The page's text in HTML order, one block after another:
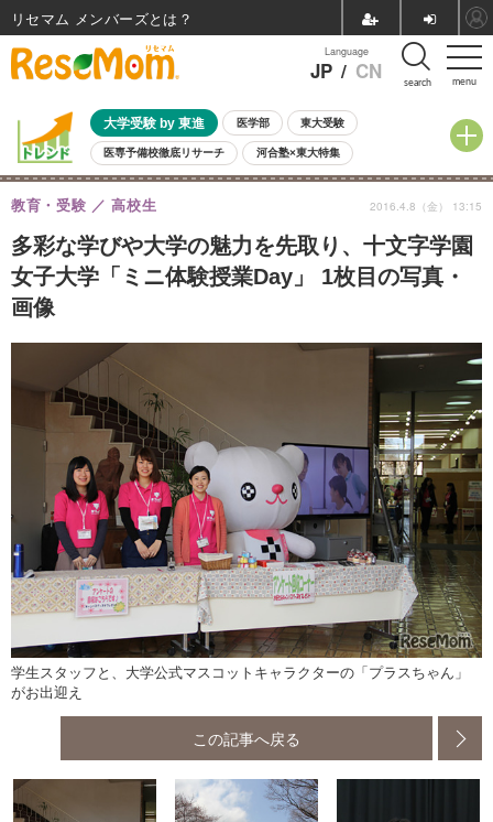
menu
Language
JP / CN search
大学受験 by 東進 医学部 東大受験
医専予備校徹底リサーチ 河合塾×東大特集
親子で考える大学選び 高校受験 中学受験 小学校受験
共通テスト 夏休み
8月開催イベント・WS 全国公立高校 過去問 人気記事
自由研究教材（小学生向け） 自由研究教材（中学生向け） ランキング
多彩な学びや大学の魅力を先取り、十文字学園
女子大学「ミニ体験授業Day」 1枚目の写真・
画像
教育・受験 高校生 2016.4.8（金） 13:15
学生スタッフと、大学公式マスコットキャラクターの「プラスちゃん」
がお出迎え
この記事へ戻る
リセマム メンバーズ